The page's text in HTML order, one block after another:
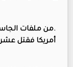
.من ملفات
أمريكا فقتل